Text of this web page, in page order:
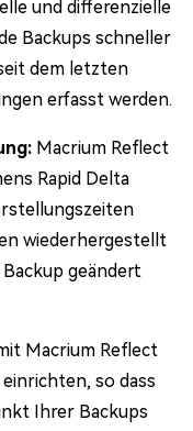
und differenzielle
Backups schneller
dem letzten
erfasst werden.
Macrium Reflect
Rapid Delta
wiederhergestellt
geändert
Macrium Reflect
so dass
Ihrer Backups